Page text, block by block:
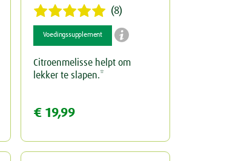
(8)
Voedingssupplement 
Citroenmelisse helpt om
lekker te slapen.*
€ 19,99